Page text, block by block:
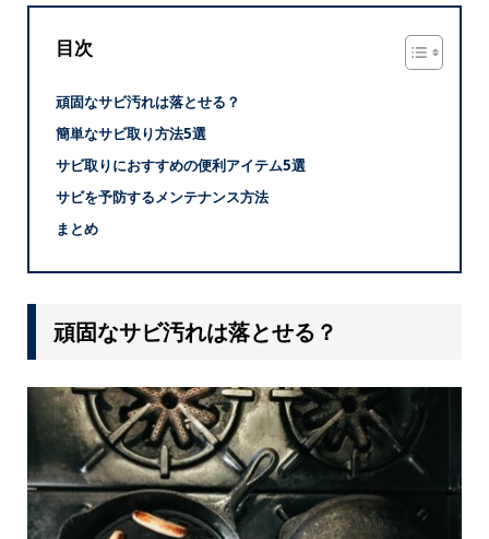
目次
頑固なサビ汚れは落とせる？
簡単なサビ取り方法5選
サビ取りにおすすめの便利アイテム5選
サビを予防するメンテナンス方法
まとめ
頑固なサビ汚れは落とせる？